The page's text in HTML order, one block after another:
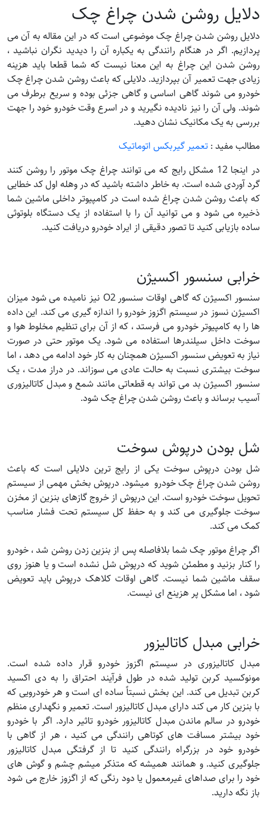
دلایل روشن شدن چراغ چک
دلایل روشن شدن چراغ چک موضوعی است که در این مقاله به آن می
پردازیم. اگر در هنگام رانندگی به یکباره آن را دیدید نگران نباشید ،
روشن شدن این چراغ به این معنا نیست که شما قطعا باید هزینه
زیادی جهت تعمیر آن بپردازید. دلایلی که باعث روشن شدن چراغ چک
خودرو می شوند گاهی اساسی و گاهی جزئی بوده و سریع برطرف می
شوند. ولی آن را نیز نادیده نگیرید و در اسرع وقت خودرو خود را جهت
بررسی به یک مکانیک نشان دهید.
مطالب مفید : تعمیر گیربکس اتوماتیک
در اینجا 12 مشکل رایج که می توانند چراغ چک موتور را روشن کنند
گرد آوردی شده است. به خاطر داشته باشید که در وهله اول کد خطایی
که باعث روشن شدن چراغ شده است در کامپیوتر داخلی ماشین شما
ذخیره می شود و می توانید آن را با استفاده از یک دستگاه بلوتوثی
ساده بازیابی کنید تا تصور دقیقی از ایراد خودرو دریافت کنید.
خرابی سنسور اکسیژن
سنسور اکسیژن که گاهی اوقات سنسور O2 نیز نامیده می شود میزان
اکسیژن نسوز در سیستم اگزوز خودرو را اندازه گیری می کند. این داده
ها را به کامپیوتر خودرو می فرستد ، که از آن برای تنظیم مخلوط هوا و
سوخت داخل سیلندرها استفاده می شود. یک موتور حتی در صورت
نیاز به تعویض سنسور اکسیژن همچنان به کار خود ادامه می دهد ، اما
سوخت بیشتری نسبت به حالت عادی می سوزاند. در دراز مدت ، یک
سنسور اکسیژن بد می تواند به قطعاتی مانند شمع و مبدل کاتالیزوری
آسیب برساند و باعث روشن شدن چراغ چک شود.
شل بودن درپوش سوخت
شل بودن درپوش سوخت یکی از رایج ترین دلایلی است که باعث
روشن شدن چراغ چک خودرو میشود. درپوش بخش مهمی از سیستم
تحویل سوخت خودرو است. این درپوش از خروج گازهای بنزین از مخزن
سوخت جلوگیری می کند و به حفظ کل سیستم تحت فشار مناسب
کمک می کند.
اگر چراغ موتور چک شما بلافاصله پس از بنزین زدن روشن شد ، خودرو
را کنار بزنید و مطمئن شوید که درپوش شل نشده است و یا هنوز روی
سقف ماشین شما نیست. گاهی اوقات کلاهک درپوش باید تعویض
شود ، اما مشکل پر هزینع ای نیست.
خرابی مبدل کاتالیزور
مبدل کاتالیزوری در سیستم اگزوز خودرو قرار داده شده است.
مونوکسید کربن تولید شده در طول فرآیند احتراق را به دی اکسید
کربن تبدیل می کند. این بخش نسبتاً ساده ای است و هر خودرویی که
با بنزین کار می کند دارای مبدل کاتالیزور است. تعمیر و نگهداری منظم
خودرو در سالم ماندن مبدل کاتالیزور خودرو تاثیر دارد. اگر با خودرو
خود بیشتر مسافت های کوتاهی رانندگی می کنید ، هر از گاهی با
خودرو خود در بزرگراه رانندگی کنید تا از گرفتگی مبدل کاتالیزور
جلوگیری کنید. و همانند همیشه که متذکر میشم چشم و گوش های
خود را برای صداهای غیرمعمول یا دود رنگی که از اگزوز خارج می شود
باز نگه دارید.